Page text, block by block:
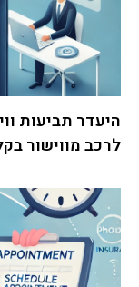
היעדר תביעות
לרכב מווישור